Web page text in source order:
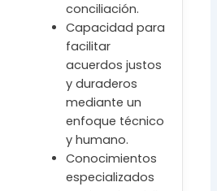
conciliación.
Capacidad para
facilitar
acuerdos justos
y duraderos
mediante un
enfoque técnico
y humano.
Conocimientos
especializados